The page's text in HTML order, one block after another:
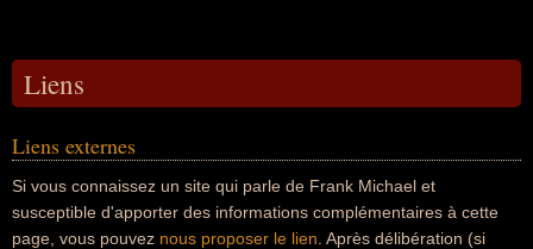
Liens
Liens externes
Si vous connaissez un site qui parle de Frank Michael et
susceptible d'apporter des informations complémentaires à cette
page, vous pouvez nous proposer le lien . Après délibération (si